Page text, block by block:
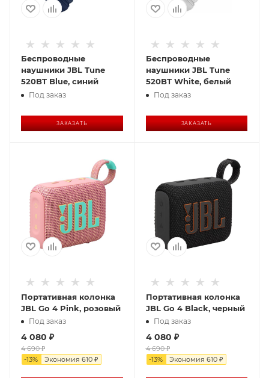
Беспроводные
наушники JBL Tune
520BT Blue, синий
Под заказ
ЗАКАЗАТЬ
Беспроводные
наушники JBL Tune
520BT White, белый
Под заказ
ЗАКАЗАТЬ
Портативная колонка
JBL Go 4 Pink, розовый
Под заказ
4 080 ₽
4 690₽
-13% Экономия 610 ₽
Портативная колонка
JBL Go 4 Black, черный
Под заказ
4 080 ₽
4 690₽
-13% Экономия 610₽